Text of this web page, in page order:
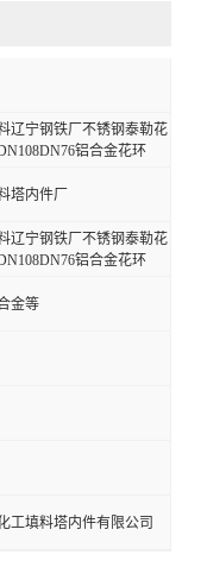
辽宁钢铁厂不锈钢泰勒花
铝合金花环
塔内件厂
辽宁钢铁厂不锈钢泰勒花
铝合金花环
金等
工填料塔内件有限公司